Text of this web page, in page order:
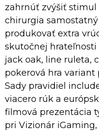
zahrnúť zvýšiť
chirurgia
produkovať extra
skutočnej hrateľnosti
jack oak, line ruleta,
pokerová hra variant
Sady pravidiel
viacero rúk a
filmová prezentácia
pri Vizionár